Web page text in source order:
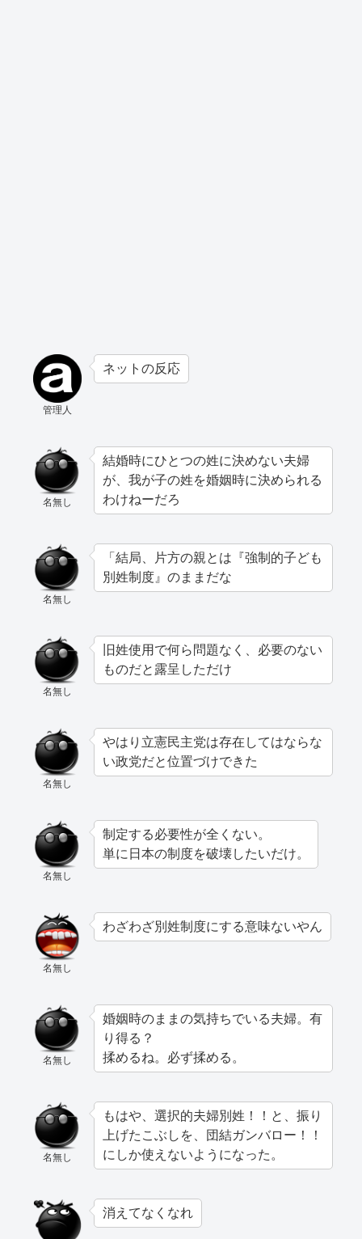
管理人
ネットの反応
名無し
結婚時にひとつの姓に決めない夫婦
が、我が子の姓を婚姻時に決められる
わけねーだろ
名無し
「結局、片方の親とは『強制的子ども
別姓制度』のままだな
名無し
旧姓使用で何ら問題なく、必要のない
ものだと露呈しただけ
名無し
やはり立憲民主党は存在してはならな
い政党だと位置づけできた
名無し
制定する必要性が全くない。
単に日本の制度を破壊したいだけ。
名無し
わざわざ別姓制度にする意味ないやん
名無し
婚姻時のままの気持ちでいる夫婦。有
り得る？
揉めるね。必ず揉める。
名無し
もはや、選択的夫婦別姓！！と、振り
上げたこぶしを、団結ガンバロー！！
にしか使えないようになった。
消えてなくなれ